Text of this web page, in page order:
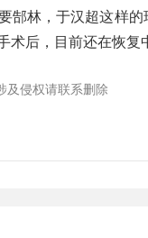
郜林，于汉超这样
术后，目前还在恢
及侵权请联系删除